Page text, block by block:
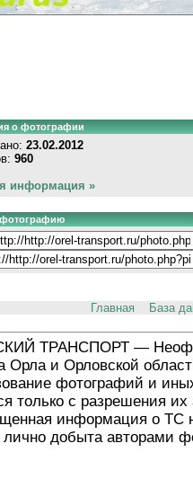
о фотографии
23.02.2012
960
информация »
Главная База
ТРАНСПОРТ —
Орла и Орловской
фотографий и
только с разрешения их
информация о ТС
добыта авторами